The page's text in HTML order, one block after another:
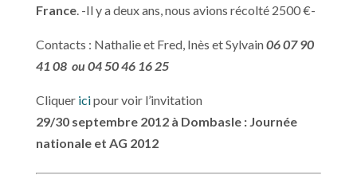
France. -Il y a deux ans, nous avions récolté 2500 €-
Contacts : Nathalie et Fred, Inès et Sylvain06 07 90
41 08 ou 04 50 46 16 25
Cliquer icipour voir l’invitation
29/30 septembre 2012 à Dombasle : Journée
nationale et AG 2012